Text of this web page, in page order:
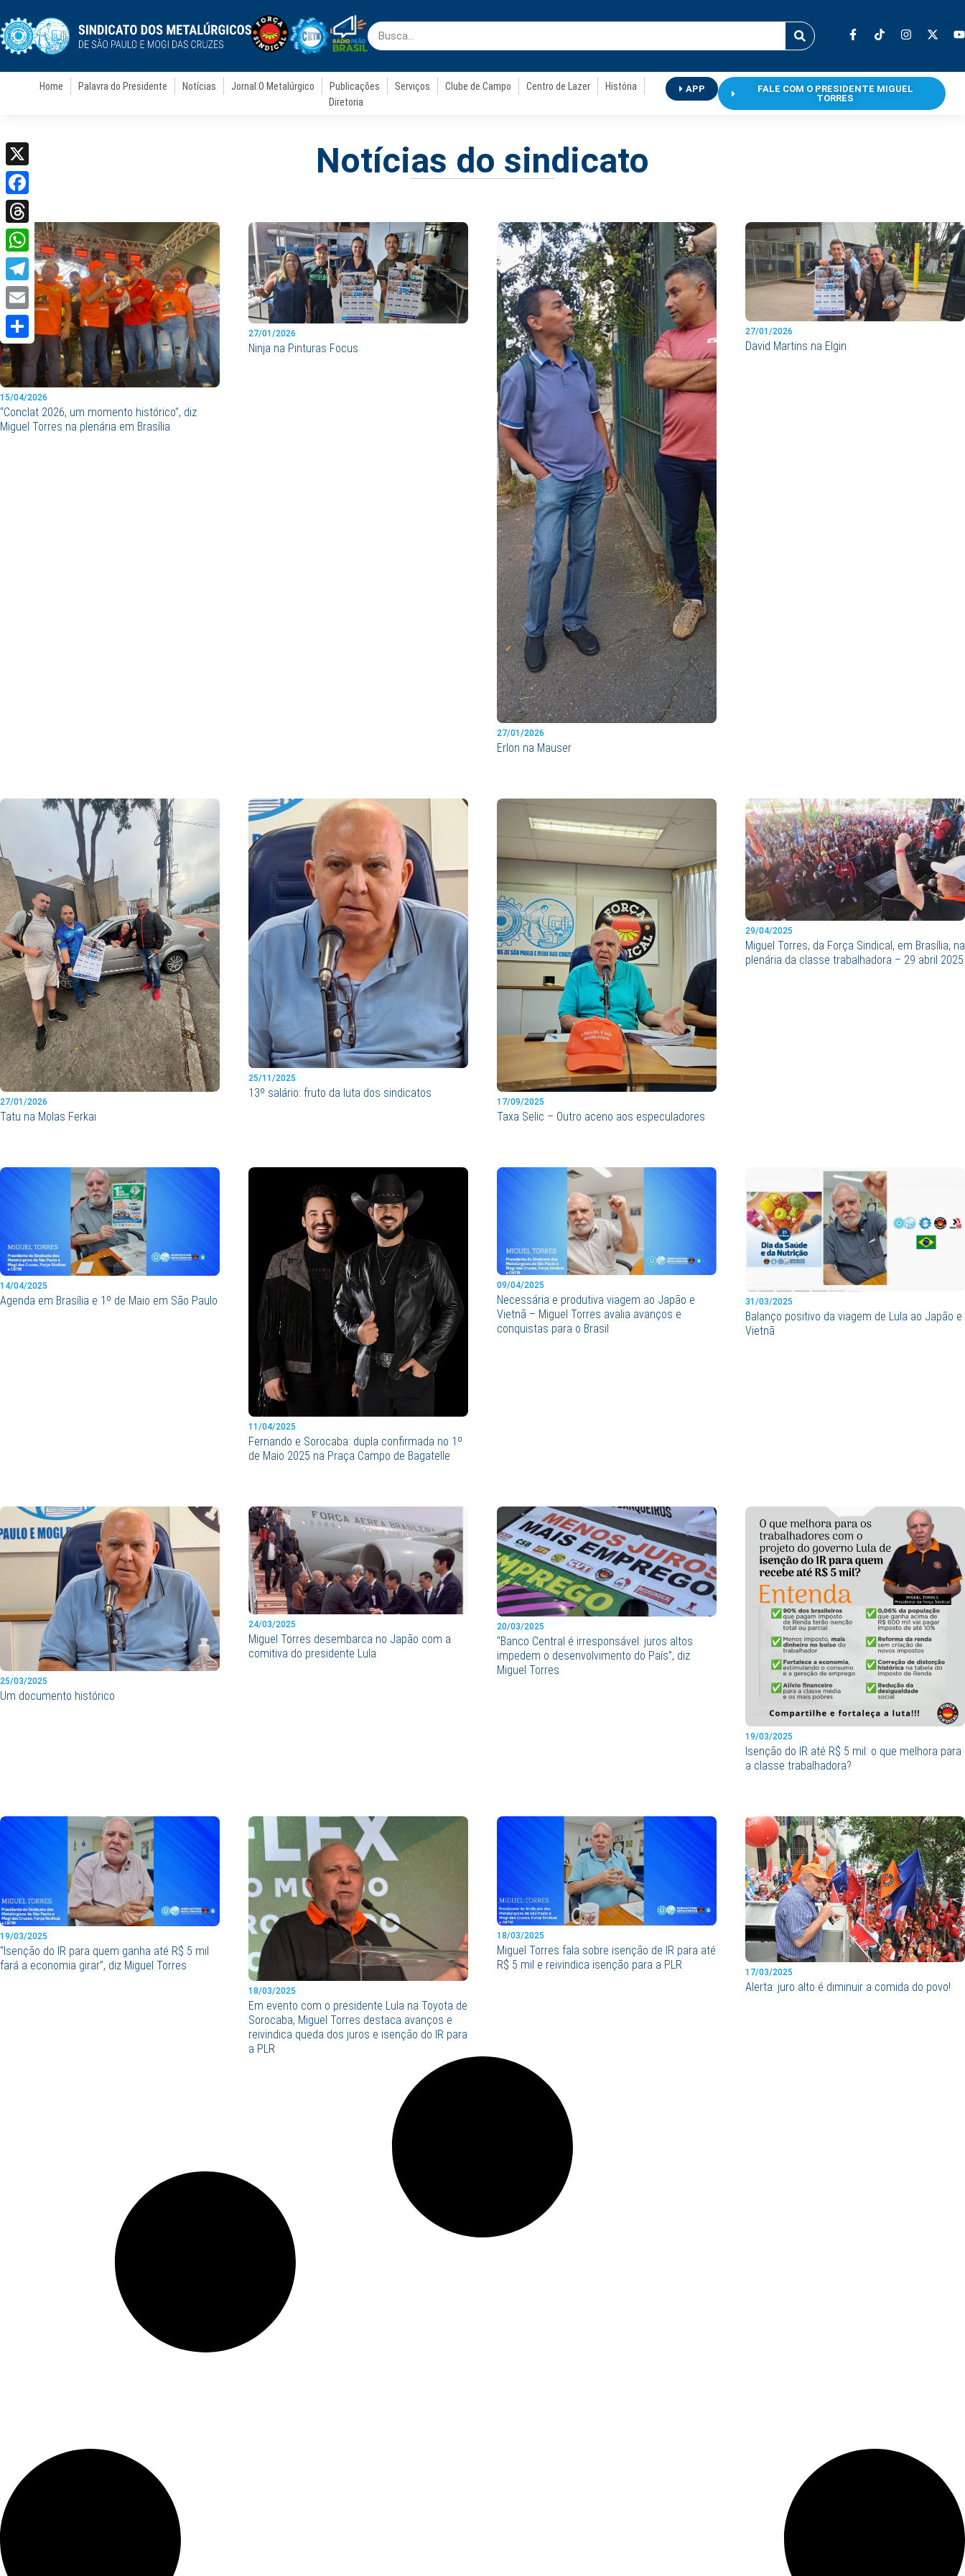
Home Palavra do Presidente Notícias Jornal O Metalúrgico Publicações Serviços Clube de Campo Centro de Lazer
História
Diretoria
APP
FALE COM O PRESIDENTE MIGUEL
TORRES
Notícias do sindicato
15/04/2026
“Conclat 2026, um momento histórico”, diz
Miguel Torres na plenária em Brasília
27/01/2026
Ninja na Pinturas Focus
27/01/2026
Erlon na Mauser
27/01/2026
David Martins na Elgin
27/01/2026
Tatu na Molas Ferkai
25/11/2025
13º salário: fruto da luta dos sindicatos
17/09/2025
Taxa Selic – Outro aceno aos especuladores
29/04/2025
Miguel Torres, da Força Sindical, em Brasília, na
plenária da classe trabalhadora – 29 abril 2025
14/04/2025
Agenda em Brasília e 1º de Maio em São Paulo
11/04/2025
Fernando e Sorocaba: dupla confirmada no 1º
de Maio 2025 na Praça Campo de Bagatelle
09/04/2025
Necessária e produtiva viagem ao Japão e
Vietnã – Miguel Torres avalia avanços e
conquistas para o Brasil
31/03/2025
Balanço positivo da viagem de Lula ao Japão e
Vietnã
25/03/2025
Um documento histórico
24/03/2025
Miguel Torres desembarca no Japão com a
comitiva do presidente Lula
20/03/2025
“Banco Central é irresponsável: juros altos
impedem o desenvolvimento do País”, diz
Miguel Torres
19/03/2025
Isenção do IR até R$ 5 mil: o que melhora para
a classe trabalhadora?
19/03/2025
“Isenção do IR para quem ganha até R$ 5 mil
fará a economia girar”, diz Miguel Torres
18/03/2025
Em evento com o presidente Lula na Toyota de
Sorocaba, Miguel Torres destaca avanços e
reivindica queda dos juros e isenção do IR para
a PLR
18/03/2025
Miguel Torres fala sobre isenção de IR para até
R$ 5 mil e reivindica isenção para a PLR
17/03/2025
Alerta: juro alto é diminuir a comida do povo!
X
Facebook
Threads
WhatsApp
Telegram
Email
Share